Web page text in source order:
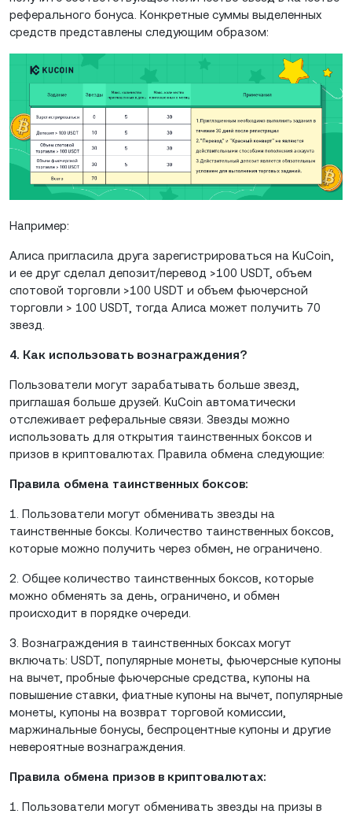
реферального бонуса. Конкретные суммы выделенных
средств представлены следующим образом:
Например:
Алиса пригласила друга зарегистрироваться на KuCoin,
и ее друг сделал депозит/перевод >100 USDT, объем
спотовой торговли >100 USDT и объем фьючерсной
торговли > 100 USDT, тогда Алиса может получить 70
звезд.
4. Как использовать вознаграждения?
Пользователи могут зарабатывать больше звезд,
приглашая больше друзей. KuCoin автоматически
отслеживает реферальные связи. Звезды можно
использовать для открытия таинственных боксов и
призов в криптовалютах. Правила обмена следующие:
Правила обмена таинственных боксов:
1. Пользователи могут обменивать звезды на
таинственные боксы. Количество таинственных боксов,
которые можно получить через обмен, не ограничено.
2. Общее количество таинственных боксов, которые
можно обменять за день, ограничено, и обмен
происходит в порядке очереди.
3. Вознаграждения в таинственных боксах могут
включать: USDT, популярные монеты, фьючерсные купоны
на вычет, пробные фьючерсные средства, купоны на
повышение ставки, фиатные купоны на вычет, популярные
монеты, купоны на возврат торговой комиссии,
маржинальные бонусы, беспроцентные купоны и другие
невероятные вознаграждения.
Правила обмена призов в криптовалютах:
1. Пользователи могут обменивать звезды на призы в